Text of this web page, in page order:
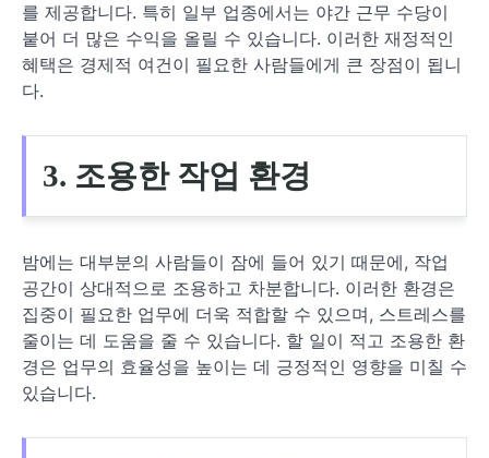
를 제공합니다. 특히 일부 업종에서는 야간 근무 수당이
붙어 더 많은 수익을 올릴 수 있습니다. 이러한 재정적인
혜택은 경제적 여건이 필요한 사람들에게 큰 장점이 됩니
다.
3. 조용한 작업 환경
밤에는 대부분의 사람들이 잠에 들어 있기 때문에, 작업
공간이 상대적으로 조용하고 차분합니다. 이러한 환경은
집중이 필요한 업무에 더욱 적합할 수 있으며, 스트레스를
줄이는 데 도움을 줄 수 있습니다. 할 일이 적고 조용한 환
경은 업무의 효율성을 높이는 데 긍정적인 영향을 미칠 수
있습니다.